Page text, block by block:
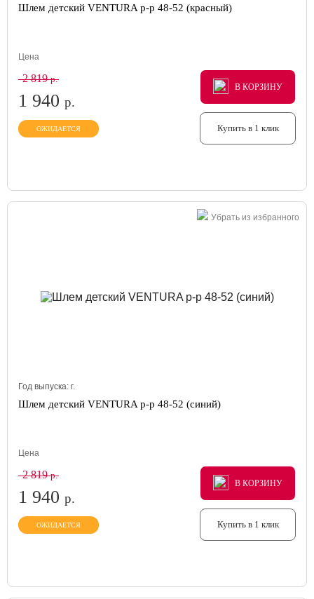
Шлем детский VENTURA р-р 48-52 (красный)
Цена
2 819р.
1 940 р.
ОЖИДАЕТСЯ
В КОРЗИНУ
В КОРЗИНУ
В КОРЗИНУ
Купить в 1 клик
Убрать из избранного
Год выпуска: г.
Шлем детский VENTURA р-р 48-52 (синий)
Цена
2 819р.
1 940 р.
ОЖИДАЕТСЯ
В КОРЗИНУ
В КОРЗИНУ
В КОРЗИНУ
Купить в 1 клик